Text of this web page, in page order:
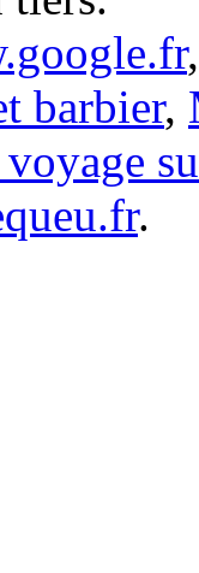
barbier,
.